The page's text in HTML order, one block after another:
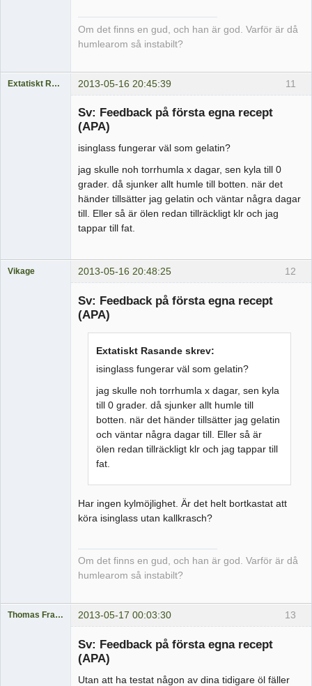
Om det finns en gud, och han är god. Varför är då
humlearom så instabilt?
11
Extatiskt Rasande 2013-05-16 20:45:39
Sv: Feedback på första egna recept
(APA)
isinglass fungerar väl som gelatin?
jag skulle noh torrhumla x dagar, sen kyla till 0
grader. då sjunker allt humle till botten. när det
händer tillsätter jag gelatin och väntar några dagar
till. Eller så är ölen redan tillräckligt klr och jag
tappar till fat.
12
Vikage 2013-05-16 20:48:25
Sv: Feedback på första egna recept
(APA)
Extatiskt Rasande skrev:
isinglass fungerar väl som gelatin?
jag skulle noh torrhumla x dagar, sen kyla
till 0 grader. då sjunker allt humle till
botten. när det händer tillsätter jag gelatin
och väntar några dagar till. Eller så är
ölen redan tillräckligt klr och jag tappar till
fat.
Har ingen kylmöjlighet. Är det helt bortkastat att
köra isinglass utan kallkrasch?
Om det finns en gud, och han är god. Varför är då
humlearom så instabilt?
13
Thomas Fransson 2013-05-17 00:03:30
Sv: Feedback på första egna recept
(APA)
Utan att ha testat någon av dina tidigare öl fäller